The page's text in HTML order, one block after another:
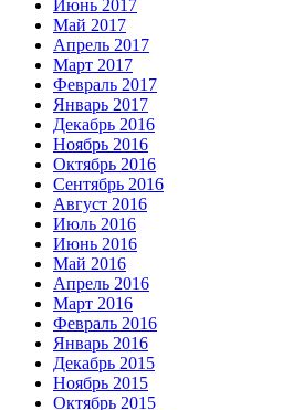
Июнь 2017
Май 2017
Апрель 2017
Март 2017
Февраль 2017
Январь 2017
Декабрь 2016
Ноябрь 2016
Октябрь 2016
Сентябрь 2016
Август 2016
Июль 2016
Июнь 2016
Май 2016
Апрель 2016
Март 2016
Февраль 2016
Январь 2016
Декабрь 2015
Ноябрь 2015
Октябрь 2015